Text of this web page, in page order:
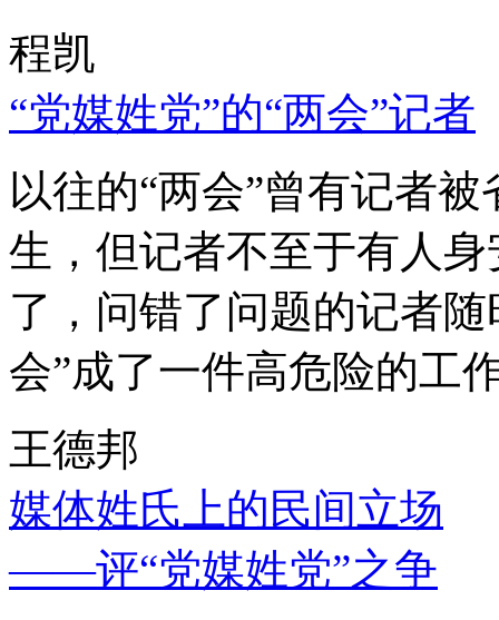
程凯
“党媒姓党”的“两会”记者
以往的“两会”曾有记者
生，但记者不至于有人
了，问错了问题的记者
会”成了一件高危险的工
王德邦
媒体姓氏上的民间立场
——评“党媒姓党”之争